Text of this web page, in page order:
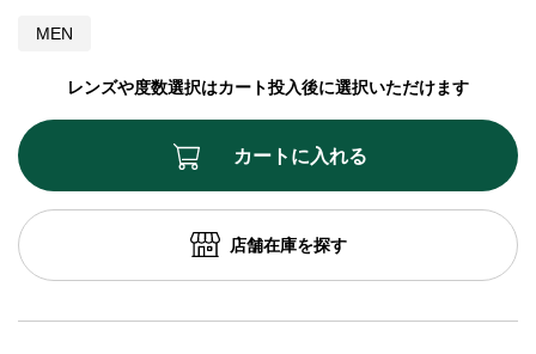
MEN
レンズや度数選択はカート投入後に選択いただけます
カートに入れる
店舗在庫を探す